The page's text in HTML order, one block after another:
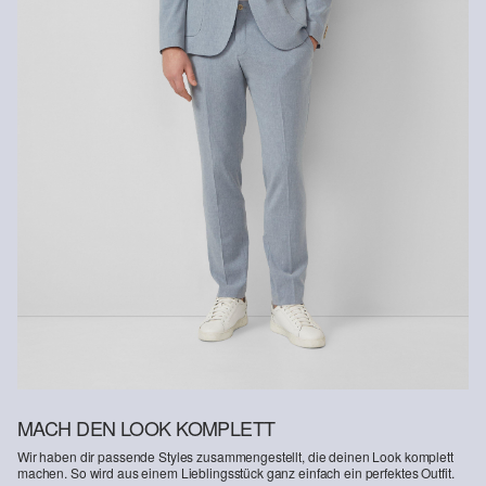
MACH DEN LOOK KOMPLETT
Wir haben dir passende Styles zusammengestellt, die deinen Look komplett
machen. So wird aus einem Lieblingsstück ganz einfach ein perfektes Outfit.